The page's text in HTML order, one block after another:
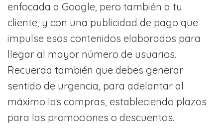
enfocada a Google, pero también a tu
cliente, y con una publicidad de pago que
impulse esos contenidos elaborados para
llegar al mayor número de usuarios.
Recuerda también que debes generar
sentido de urgencia, para adelantar al
máximo las compras, estableciendo plazos
para las promociones o descuentos.